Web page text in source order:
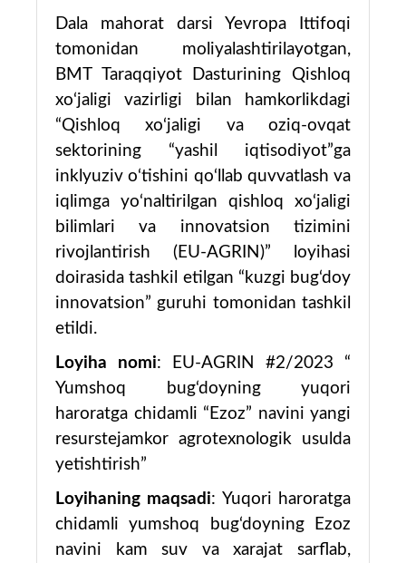
Dala mahorat darsi Yevropa Ittifoqi
tomonidan moliyalashtirilayotgan,
BMT Taraqqiyot Dasturining Qishloq
xo‘jaligi vazirligi bilan hamkorlikdagi
“Qishloq xo‘jaligi va oziq-ovqat
sektorining “yashil iqtisodiyot”ga
inklyuziv o‘tishini qo‘llab quvvatlash va
iqlimga yo‘naltirilgan qishloq xo‘jaligi
bilimlari va innovatsion tizimini
rivojlantirish (EU-AGRIN)” loyihasi
doirasida tashkil etilgan “kuzgi bug‘doy
innovatsion” guruhi tomonidan tashkil
etildi.
Loyiha nomi: EU-AGRIN #2/2023 “
Yumshoq bug‘doyning yuqori
haroratga chidamli “Ezoz” navini yangi
resurstejamkor agrotexnologik usulda
yetishtirish”
Loyihaning maqsadi: Yuqori haroratga
chidamli yumshoq bug‘doyning Ezoz
navini kam suv va xarajat sarflab,